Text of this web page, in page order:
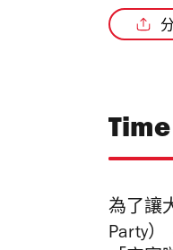
為了讓
Party）